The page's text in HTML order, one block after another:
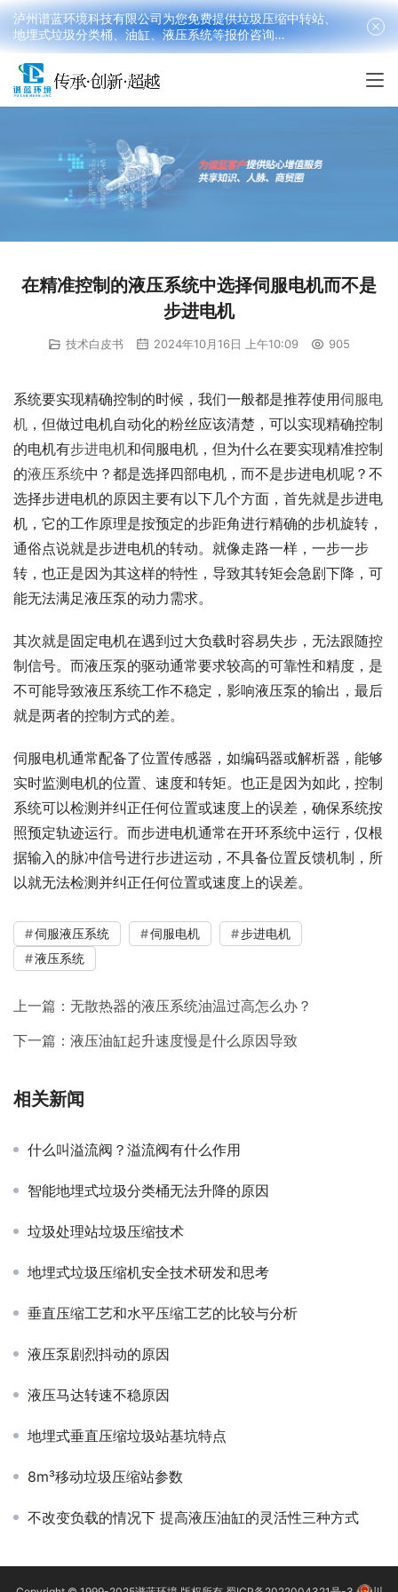
在精准控制的液压系统中选择伺服电机而不是
步进电机
技术白皮书 2024年10月16日 上午10:09 905
系统要实现精确控制的时候，我们一般都是推荐使用伺服电
机 ，但做过电机自动化的粉丝应该清楚，可以实现精确控制
的电机有步进电机和伺服电机，但为什么在要实现精准控制
的液压系统中？都是选择四部电机，而不是步进电机呢？不
选择步进电机的原因主要有以下几个方面，首先就是步进电
机，它的工作原理是按预定的步距角进行精确的步机旋转，
通俗点说就是步进电机的转动。就像走路一样，一步一步
转，也正是因为其这样的特性，导致其转矩会急剧下降，可
能无法满足液压泵的动力需求。
其次就是固定电机在遇到过大负载时容易失步，无法跟随控
制信号。而液压泵的驱动通常要求较高的可靠性和精度，是
不可能导致液压系统工作不稳定，影响液压泵的输出，最后
就是两者的控制方式的差。
伺服电机通常配备了位置传感器，如编码器或解析器，能够
实时监测电机的位置、速度和转矩。也正是因为如此，控制
系统可以检测并纠正任何位置或速度上的误差，确保系统按
照预定轨迹运行。而步进电机通常在开环系统中运行，仅根
据输入的脉冲信号进行步进运动，不具备位置反馈机制，所
以就无法检测并纠正任何位置或速度上的误差。
伺服液压系统 伺服电机
步进电机
液压系统
上一篇： 无散热器的液压系统油温过高怎么办？
下一篇： 液压油缸起升速度慢是什么原因导致
相关新闻
什么叫溢流阀？溢流阀有什么作用
智能地埋式垃圾分类桶无法升降的原因
垃圾处理站垃圾压缩技术
地埋式垃圾压缩机安全技术研发和思考
垂直压缩工艺和水平压缩工艺的比较与分析
液压泵剧烈抖动的原因
液压马达转速不稳原因
地埋式垂直压缩垃圾站基坑特点
8m³移动垃圾压缩站参数
不改变负载的情况下 提高液压油缸的灵活性三种方式
泸州谱蓝环境科技有限公司为您免费提供垃圾压缩中转站、
地埋式垃圾分类桶、油缸、液压系统等报价咨询
18090199016(韩先生）